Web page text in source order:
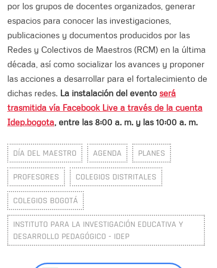
por los grupos de docentes organizados, generar
espacios para conocer las investigaciones,
publicaciones y documentos producidos por las
Redes y Colectivos de Maestros (RCM) en la última
década, así como socializar los avances y proponer
las acciones a desarrollar para el fortalecimiento de
dichas redes. La instalación del evento será
trasmitida vía Facebook Live a través de la cuenta
Idep.bogota, entre las 8:00 a. m. y las 10:00 a. m.
DÍA DEL MAESTRO AGENDA PLANES
PROFESORES COLEGIOS DISTRITALES
COLEGIOS BOGOTÁ
INSTITUTO PARA LA INVESTIGACIÓN EDUCATIVA Y
DESARROLLO PEDAGÓGICO - IDEP